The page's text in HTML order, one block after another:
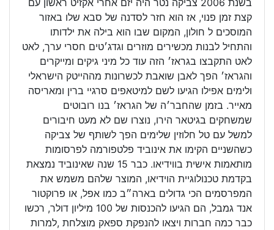
קצת זמן פנוי, אז הוא חזר לסדנה של סבא שלו באזור
המוסכים ל חולון, המקום שבו הוא בילה את ילדותו
והתחיל לבנות מכשירים מוזרים וגדג׳טים חסרי ערך, לאט
לאט התקבצו בגראז׳ הזה עוד כל מיני גיקים ומייקרים
והגראז׳ הפך לאבן שואבת לכשרונות מההייטק הישראלי
ולימים אפילו הגיעו לשם למיטאפים סרגיי ברין ומאריסה
מאייר. בזמן שהחבר׳ה של הגראז׳ בנו רובוטים
שמשחקים בגיטאר הירו, נוצרו שם לא מעט חיבורים
למשל עם טל חלוזין שלימים הפך לשותף של צביקה
כשהשניים הקימו את אינוביד פלטפורמה לפרסומות
מותאמות אישית בווידיאו. כבר 15 שנה שאינוביד נמצאת
בקדמת טכנולוגיית הוידיאו, המוצר שלהם משמש את
המפרסמים הכי גדולים בארה״ב כמו אפל, או פרוקטור
אנד גמבל, הם הגיעו להכנסות של 100 מיליון דולר, רכשו
כבר כמה חברות ויצאו להנפקת ספאק מוצלחת ,למרות